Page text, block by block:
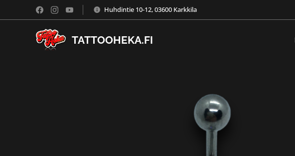
Huhdintie 10-12, 03600 Karkkila
TATTOOHEKA.FI